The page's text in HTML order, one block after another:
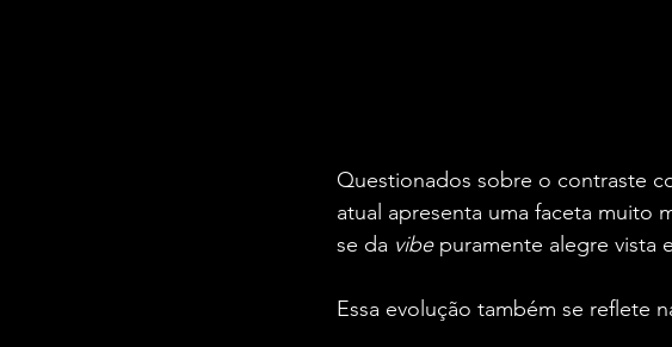
Questionados sobre o contraste
atual apresenta uma faceta muito
se da vibe puramente alegre vista
Essa evolução também se reflete